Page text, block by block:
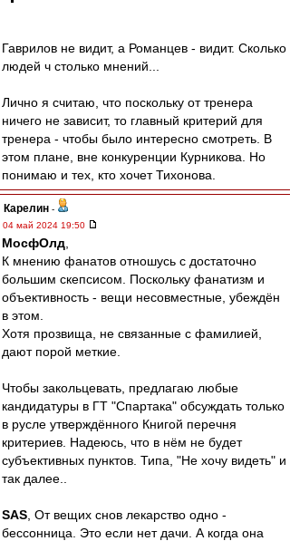
Гаврилов не видит, а Романцев - видит. Сколько
людей ч столько мнений...
Лично я считаю, что поскольку от тренера
ничего не зависит, то главный критерий для
тренера - чтобы было интересно смотреть. В
этом плане, вне конкуренции Курникова. Но
понимаю и тех, кто хочет Тихонова.
Карелин -
04 май 2024 19:50
МосфОлд
К мнению фанатов отношусь с достаточно
большим скепсисом. Поскольку фанатизм и
объективность - вещи несовместные, убеждён
в этом.
Хотя прозвища, не связанные с фамилией,
дают порой меткие.
Чтобы закольцевать, предлагаю любые
кандидатуры в ГТ "Спартака" обсуждать только
в русле утверждённого Книгой перечня
критериев. Надеюсь, что в нём не будет
субъективных пунктов. Типа, "Не хочу видеть" и
так далее..
SAS , От вещих снов лекарство одно -
бессонница. Это если нет дачи. А когда она